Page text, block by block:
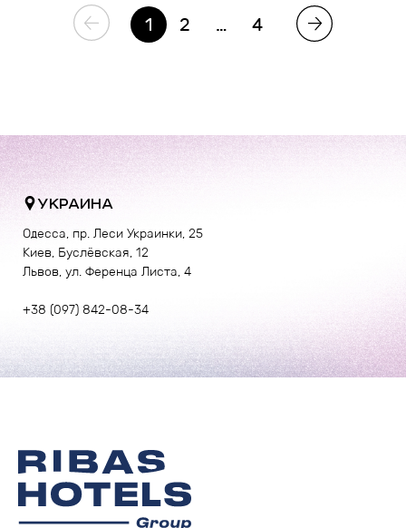
1 2 … 4
УКРАИНА
Одесса, пр. Леси Украинки, 25
Киев, Буслёвская, 12
Львов, ул. Ференца Листа, 4
+38 (097) 842-08-34